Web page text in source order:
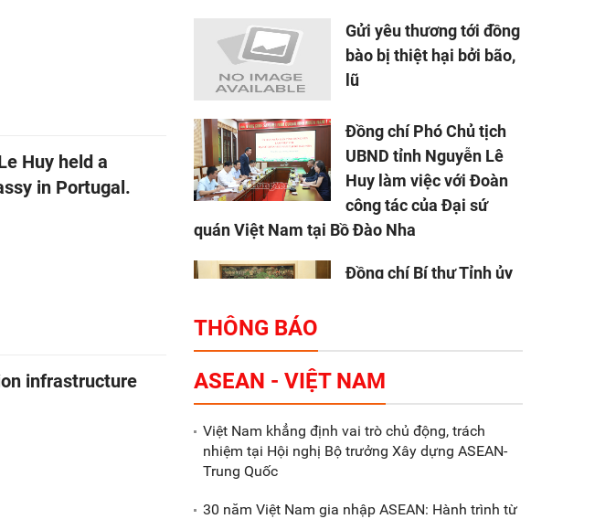
Huy held a
in Portugal.
infrastructure
Gửi yêu thương tới đồng
bào bị thiệt hại bởi bão,
lũ
Đồng chí Phó Chủ tịch
UBND tỉnh Nguyễn Lê
Huy làm việc với Đoàn
công tác của Đại sứ
quán Việt Nam tại Bồ Đào Nha
Đồng chí Bí thư Tỉnh ủy
đoàn Makara Capital
Partners
nước 9 tháng đầu năm
2025 đạt trên 70.600 tỷ
THÔNG BÁO
ASEAN - VIỆT NAM
Việt Nam khẳng định vai trò chủ động, trách
nhiệm tại Hội nghị Bộ trưởng Xây dựng ASEAN-
Trung Quốc
30 năm Việt Nam gia nhập ASEAN: Hành trình từ